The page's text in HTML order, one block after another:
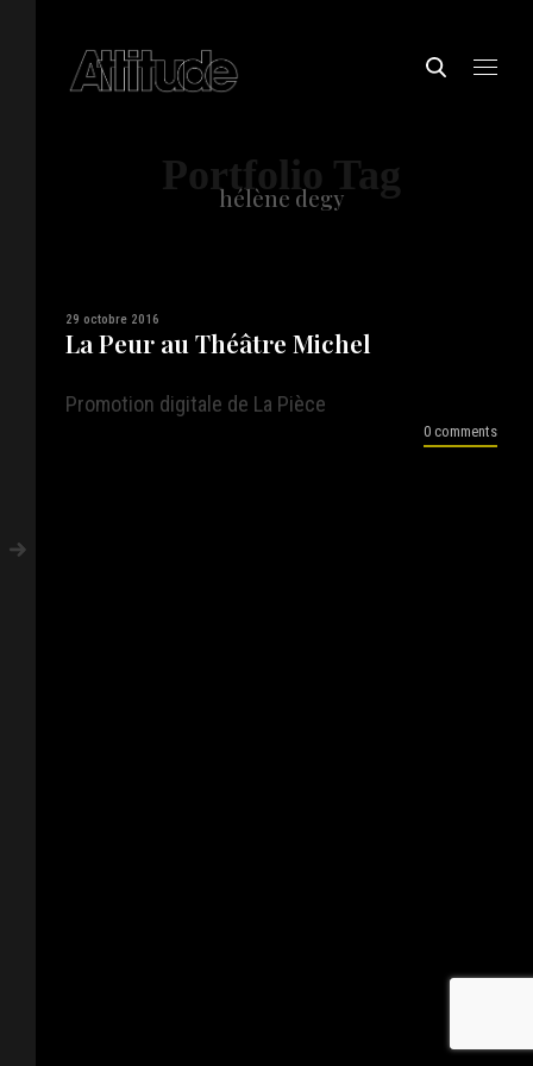
Portfolio Tag
hélène degy
29 octobre 2016
La Peur au Théâtre Michel
Promotion digitale de La Pièce
0 comments